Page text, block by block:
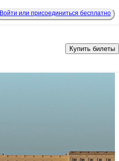
Войти или присоединиться бесплатно
Купить билеты